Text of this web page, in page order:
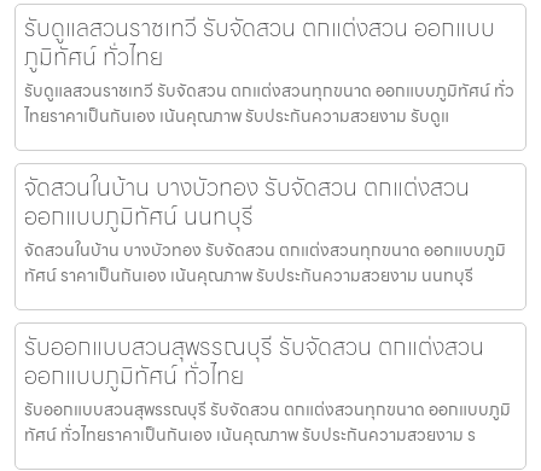
รับดูแลสวนราชเทวี รับจัดสวน ตกแต่งสวน ออกแบบ
ภูมิทัศน์ ทั่วไทย
รับดูแลสวนราชเทวี รับจัดสวน ตกแต่งสวนทุกขนาด ออกแบบภูมิทัศน์ ทั่ว
ไทยราคาเป็นกันเอง เน้นคุณภาพ รับประกันความสวยงาม รับดูแ
จัดสวนในบ้าน บางบัวทอง รับจัดสวน ตกแต่งสวน
ออกแบบภูมิทัศน์ นนทบุรี
จัดสวนในบ้าน บางบัวทอง รับจัดสวน ตกแต่งสวนทุกขนาด ออกแบบภูมิ
ทัศน์ ราคาเป็นกันเอง เน้นคุณภาพ รับประกันความสวยงาม นนทบุรี
รับออกแบบสวนสุพรรณบุรี รับจัดสวน ตกแต่งสวน
ออกแบบภูมิทัศน์ ทั่วไทย
รับออกแบบสวนสุพรรณบุรี รับจัดสวน ตกแต่งสวนทุกขนาด ออกแบบภูมิ
ทัศน์ ทั่วไทยราคาเป็นกันเอง เน้นคุณภาพ รับประกันความสวยงาม ร